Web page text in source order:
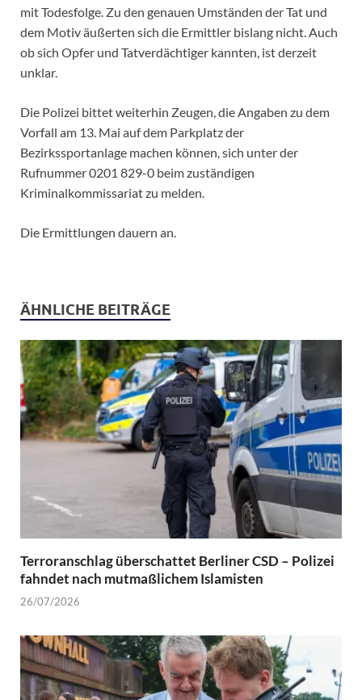
mit Todesfolge. Zu den genauen Umständen der Tat und
dem Motiv äußerten sich die Ermittler bislang nicht. Auch
ob sich Opfer und Tatverdächtiger kannten, ist derzeit
unklar.
Die Polizei bittet weiterhin Zeugen, die Angaben zu dem
Vorfall am 13. Mai auf dem Parkplatz der
Bezirkssportanlage machen können, sich unter der
Rufnummer 0201 829-0 beim zuständigen
Kriminalkommissariat zu melden.
Die Ermittlungen dauern an.
ÄHNLICHE BEITRÄGE
Terroranschlag überschattet Berliner CSD – Polizei
fahndet nach mutmaßlichem Islamisten
26/07/2026